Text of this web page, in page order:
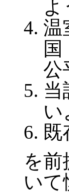
温
公
当
い
を
いて